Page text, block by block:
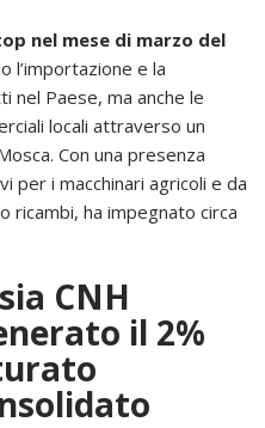
nel mese di marzo del
l’importazione e la
Paese, ma anche le
locali attraverso un
Con una presenza
per i macchinari agricoli e da
ricambi, ha impegnato circa
CNH
il 2%